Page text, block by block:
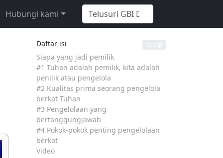
Hubungi kami
Daftar isi
Siapa yang jadi pemilik
#1 Tuhan adalah pemilik, kita adalah
penilik atau pengelola
#2 Kualitas prima seorang pengelola
berkat Tuhan
#3 Pengelolaan yang
bertanggungjawab
#4 Pokok-pokok penting pengelolaan
berkat
Video